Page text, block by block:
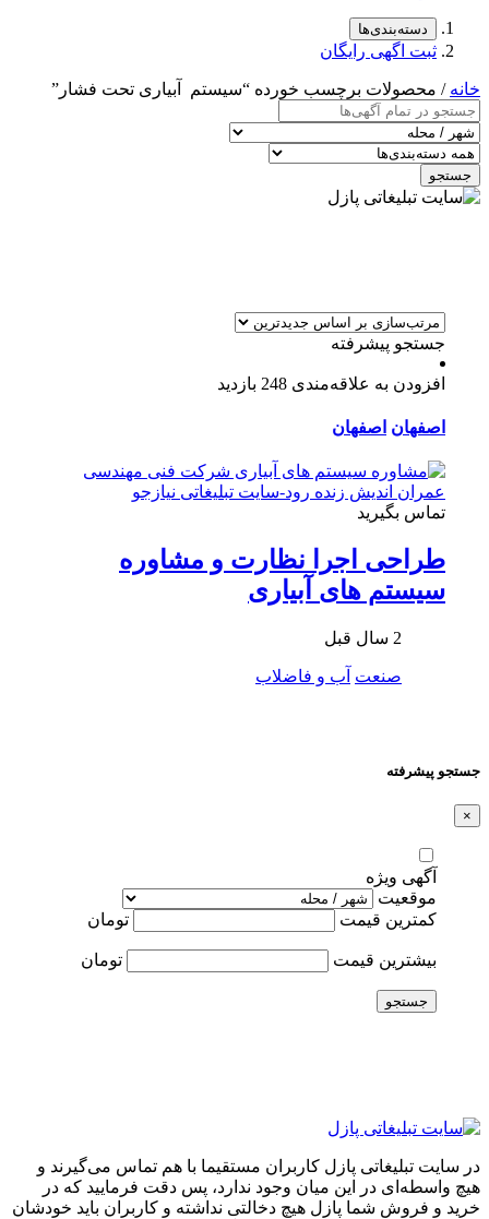
دسته‌بندی‌ها
ثبت اگهی رایگان
خانه / محصولات برچسب خورده “سيستم آبياری تحت ‌فشار”
جستجو
جستجو پیشرفته
افزودن به علاقه‌مندی 248 بازدید
اصفهان اصفهان
تماس بگیرید
طراحی اجرا نظارت و مشاوره
سيستم های آبیاری
2 سال قبل
صنعت آب و فاضلاب
جستجو پیشرفته
×
آگهی ویژه
موقعیت
کمترین قیمت
تومان
بیشترین قیمت تومان
جستجو
در سایت تبلیغاتی پازل کاربران مستقیما با هم تماس می‌گیرند و
هیچ واسطه‌ای در این میان وجود ندارد، پس دقت فرمایید که در
خرید و فروشِ شما پازل هیچ دخالتی نداشته و کاربران باید خودشان